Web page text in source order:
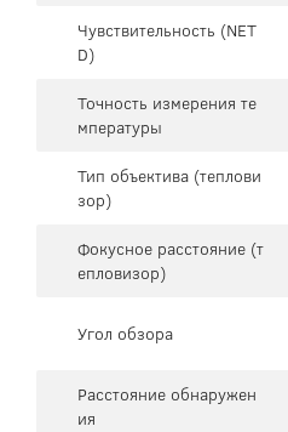
Чувствительность (NET
D)
Точность измерения те
мпературы
Тип объектива (теплови
зор)
Фокусное расстояние (т
епловизор)
Угол обзора
Расстояние обнаружен
ия